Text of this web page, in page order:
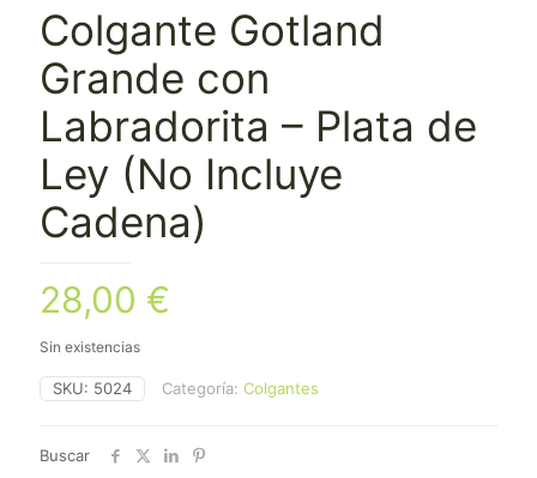
Colgante Gotland
Grande con
Labradorita – Plata de
Ley (No Incluye
Cadena)
28,00 €
Sin existencias
SKU: 5024 Categoría: Colgantes
Buscar